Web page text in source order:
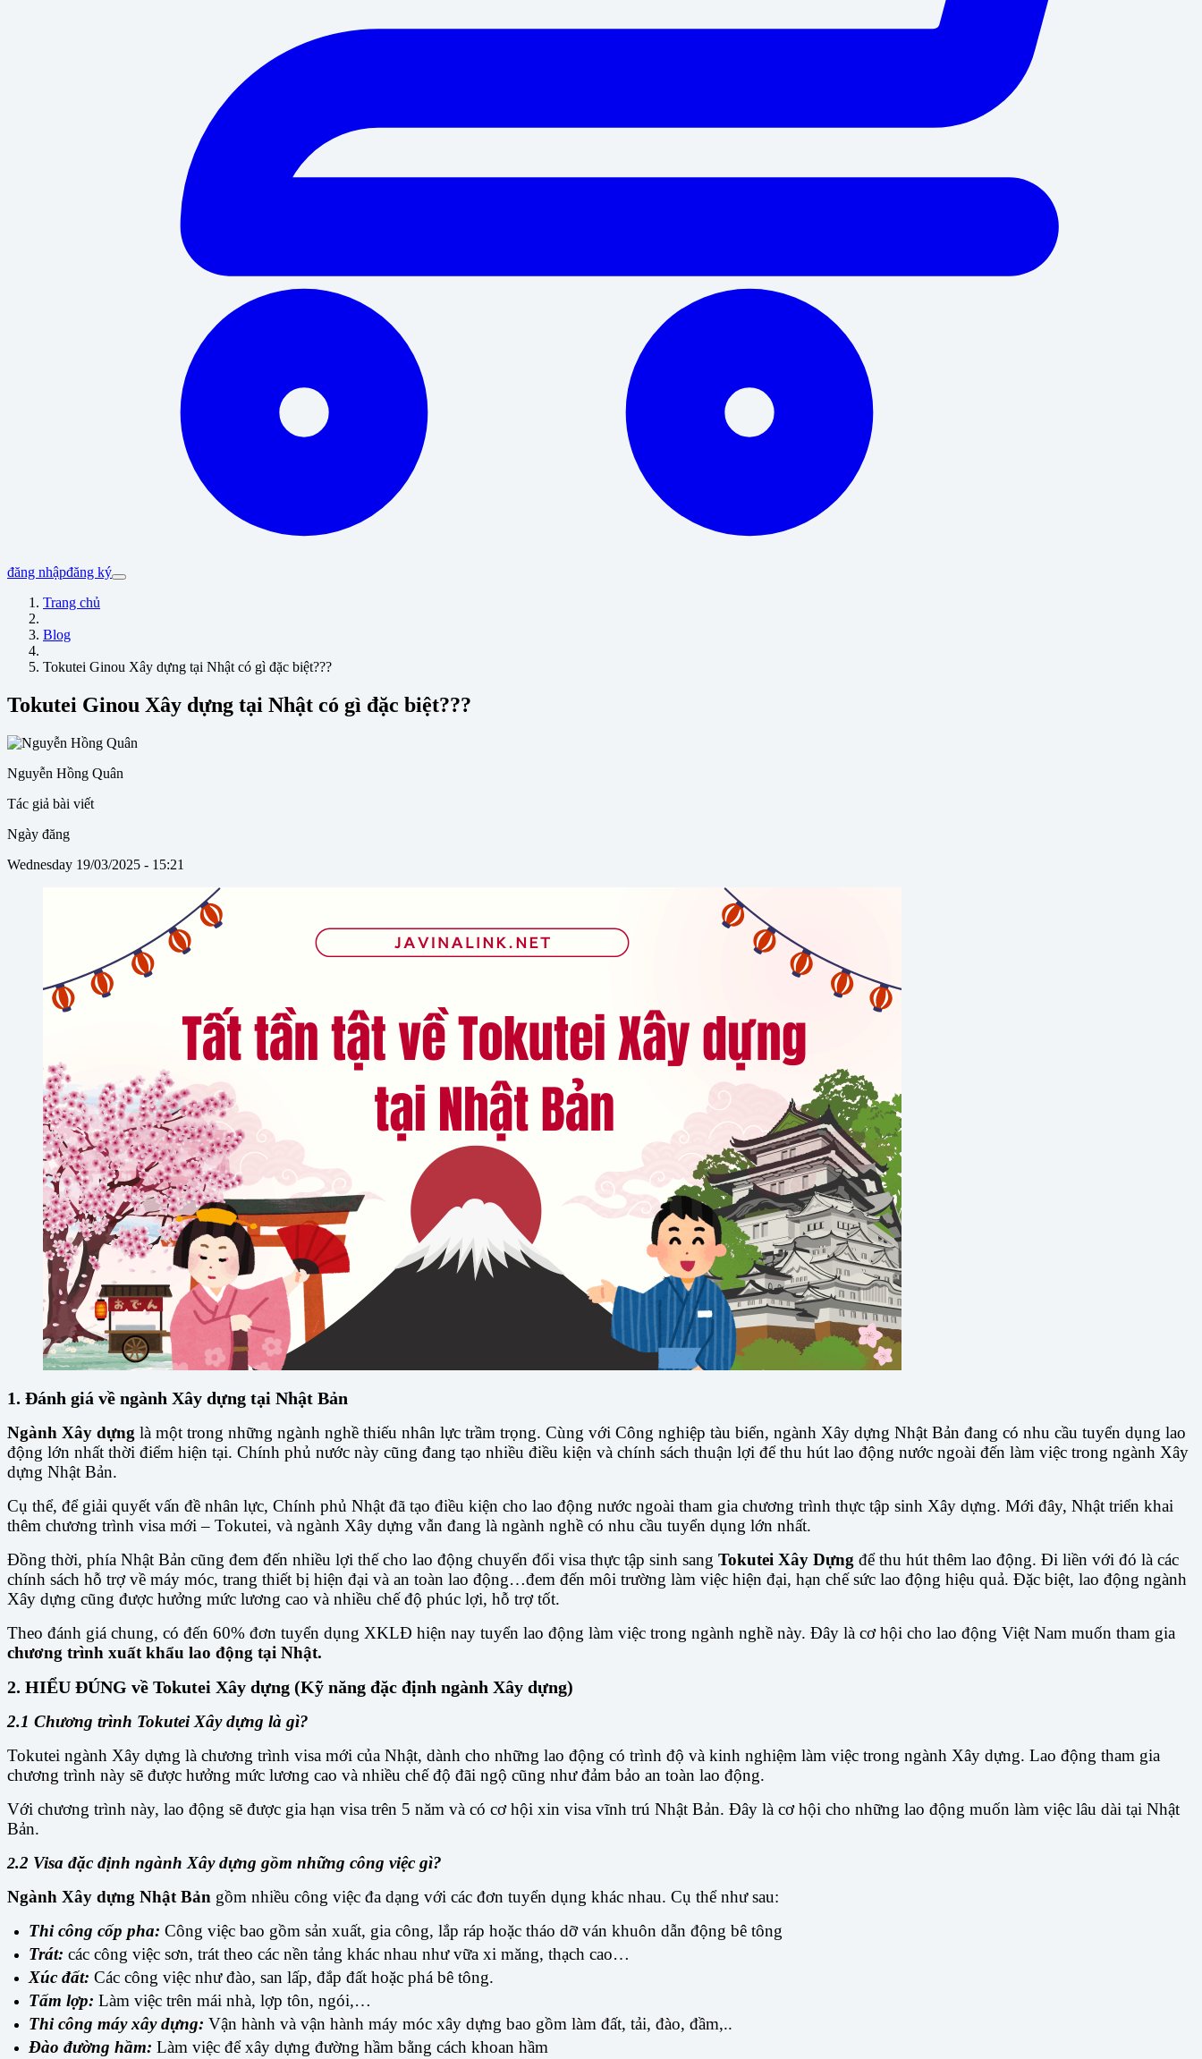
đăng nhậpđăng ký
Trang chủ
Blog
Tokutei Ginou Xây dựng tại Nhật có gì đặc biệt???
Tokutei Ginou Xây dựng tại Nhật có gì đặc biệt???
Nguyễn Hồng Quân
Tác giả bài viết
Ngày đăng
Wednesday 19/03/2025 - 15:21
1. Đánh giá về ngành Xây dựng tại Nhật Bản
Ngành Xây dựng là một trong những ngành nghề thiếu nhân lực trầm trọng. Cùng với Công nghiệp tàu biển, ngành Xây dựng Nhật Bản đang có nhu cầu tuyển dụng lao
động lớn nhất thời điểm hiện tại. Chính phủ nước này cũng đang tạo nhiều điều kiện và chính sách thuận lợi để thu hút lao động nước ngoài đến làm việc trong ngành Xây
dựng Nhật Bản.
Cụ thể, để giải quyết vấn đề nhân lực, Chính phủ Nhật đã tạo điều kiện cho lao động nước ngoài tham gia chương trình thực tập sinh Xây dựng. Mới đây, Nhật triển khai
thêm chương trình visa mới – Tokutei, và ngành Xây dựng vẫn đang là ngành nghề có nhu cầu tuyển dụng lớn nhất.
Đồng thời, phía Nhật Bản cũng đem đến nhiều lợi thế cho lao động chuyển đổi visa thực tập sinh sang Tokutei Xây Dựng để thu hút thêm lao động. Đi liền với đó là các
chính sách hỗ trợ về máy móc, trang thiết bị hiện đại và an toàn lao động…đem đến môi trường làm việc hiện đại, hạn chế sức lao động hiệu quả. Đặc biệt, lao động ngành
Xây dựng cũng được hưởng mức lương cao và nhiều chế độ phúc lợi, hỗ trợ tốt.
Theo đánh giá chung, có đến 60% đơn tuyển dụng XKLĐ hiện nay tuyển lao động làm việc trong ngành nghề này. Đây là cơ hội cho lao động Việt Nam muốn tham gia
chương trình xuất khẩu lao động tại Nhật.
2. HIỂU ĐÚNG về Tokutei Xây dựng (Kỹ năng đặc định ngành Xây dựng)
2.1 Chương trình Tokutei Xây dựng là gì?
Tokutei ngành Xây dựng là chương trình visa mới của Nhật, dành cho những lao động có trình độ và kinh nghiệm làm việc trong ngành Xây dựng. Lao động tham gia
chương trình này sẽ được hưởng mức lương cao và nhiều chế độ đãi ngộ cũng như đảm bảo an toàn lao động.
Với chương trình này, lao động sẽ được gia hạn visa trên 5 năm và có cơ hội xin visa vĩnh trú Nhật Bản. Đây là cơ hội cho những lao động muốn làm việc lâu dài tại Nhật
Bản.
2.2 Visa đặc định ngành Xây dựng gồm những công việc gì?
Ngành Xây dựng Nhật Bản gồm nhiều công việc đa dạng với các đơn tuyển dụng khác nhau. Cụ thể như sau:
Thi công cốp pha: Công việc bao gồm sản xuất, gia công, lắp ráp hoặc tháo dỡ ván khuôn dẫn động bê tông
Trát: các công việc sơn, trát theo các nền tảng khác nhau như vữa xi măng, thạch cao…
Xúc đất: Các công việc như đào, san lấp, đắp đất hoặc phá bê tông.
Tấm lợp: Làm việc trên mái nhà, lợp tôn, ngói,…
Thi công máy xây dựng: Vận hành và vận hành máy móc xây dựng bao gồm làm đất, tải, đào, đầm,..
Đào đường hầm: Làm việc để xây dựng đường hầm bằng cách khoan hầm